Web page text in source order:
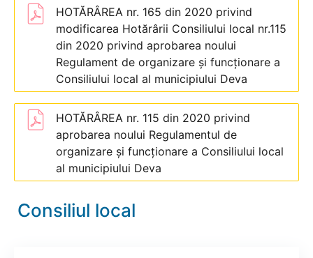
HOTĂRÂREA nr. 165 din 2020 privind
modificarea Hotărârii Consiliului local nr.115
din 2020 privind aprobarea noului
Regulament de organizare şi funcţionare a
Consiliului local al municipiului Deva
HOTĂRÂREA nr. 115 din 2020 privind
aprobarea noului Regulamentul de
organizare şi funcţionare a Consiliului local
al municipiului Deva
Consiliul local